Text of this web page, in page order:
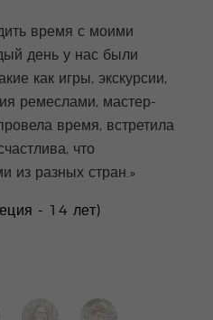
время с моими
день у нас были
как игры, экскурсии,
ремеслами, мастер-
время, встретила
что
из разных стран.»
- 14 лет)